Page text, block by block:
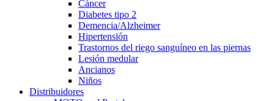
Cáncer
Diabetes tipo 2
Demencia/Alzheimer
Hipertensión
Trastornos del riego sanguíneo en las piernas
Lesión medular
Ancianos
Niños
Distribuidores